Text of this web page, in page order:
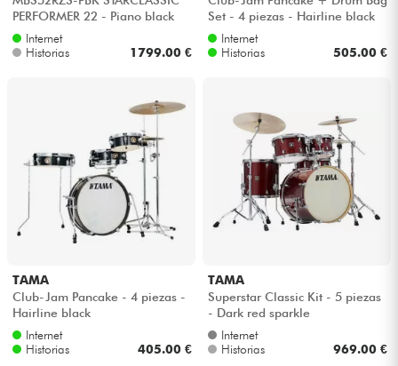
Ver nuestras marcas
PERFORMER 22 - Piano black
Internet
Historias
1799.00 €
Set - 4 piezas - Hairline black
Internet
Historias
505.00 €
TAMA
Club-Jam Pancake - 4 piezas -
Hairline black
Internet
Historias
405.00 €
TAMA
Superstar Classic Kit - 5 piezas
- Dark red sparkle
Internet
Historias
969.00 €